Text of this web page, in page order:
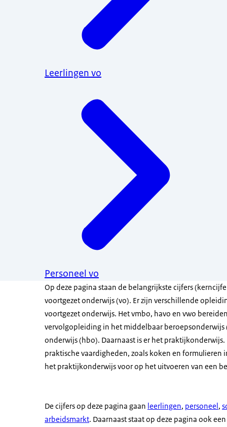
Leerlingen vo
Personeel vo
Op deze pagina staan de belangrijkste cijfers
voortgezet onderwijs (vo). Er zijn verschillende
voortgezet onderwijs. Het vmbo, havo en vwo
vervolgopleiding in het middelbaar beroepsonderwijs
onderwijs (hbo). Daarnaast is er het
praktische vaardigheden, zoals koken en formulieren
het praktijkonderwijs voor op het uitvoeren van een
De cijfers op deze pagina gaan leerlingen, personeel ,
arbeidsmarkt. Daarnaast staat op deze pagina ook